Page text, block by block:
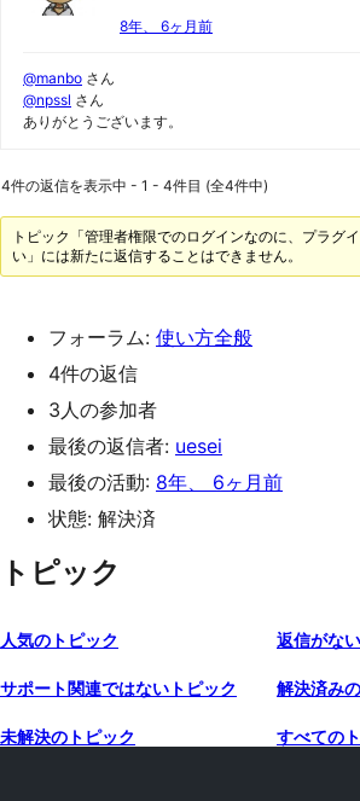
8年、 6ヶ月前
@manbo さん
@npssl さん
ありがとうございます。
4件の返信を表示中 - 1 - 4件目 (全4件中)
トピック「管理者権限でのログインなのに、プラグ
い」には新たに返信することはできません。
フォーラム: 使い方全般
4件の返信
3人の参加者
最後の返信者: uesei
最後の活動: 8年、 6ヶ月前
状態: 解決済
トピック
人気のトピック 返信がな
サポート関連ではないトピック 解決済み
未解決のトピック すべての